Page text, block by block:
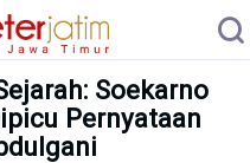
Soekarno
Pernyataan